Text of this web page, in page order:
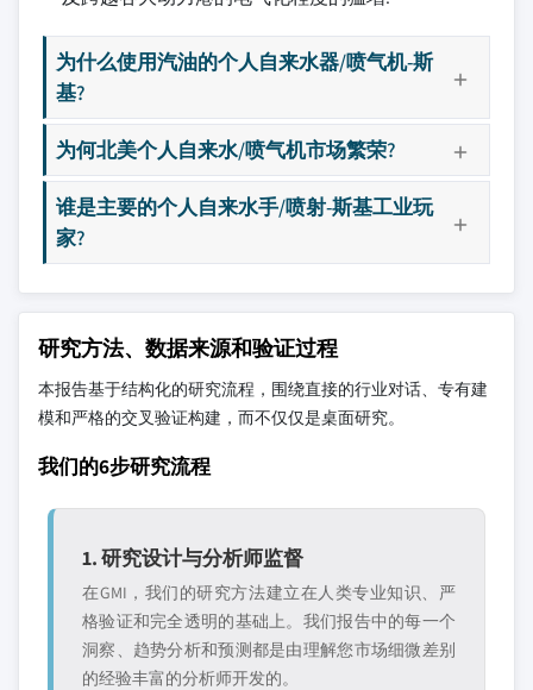
为什么使用汽油的个人自来水器/喷气机-斯
基?
为何北美个人自来水/喷气机市场繁荣?
谁是主要的个人自来水手/喷射-斯基工业玩
家?
研究方法、数据来源和验证过程
本报告基于结构化的研究流程，围绕直接的行业对话、专有建
模和严格的交叉验证构建，而不仅仅是桌面研究。
我们的6步研究流程
1. 研究设计与分析师监督
在GMI，我们的研究方法建立在人类专业知识、严
格验证和完全透明的基础上。我们报告中的每一个
洞察、趋势分析和预测都是由理解您市场细微差别
的经验丰富的分析师开发的。